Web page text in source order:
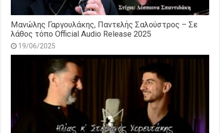
Μανώλης Γαργουλάκης, Παντελής Σαλούστρος – Σε
λάθος τόπο Official Audio Release 2025
19/06/2025